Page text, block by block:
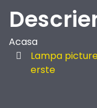
Acasa
Lampa
erste